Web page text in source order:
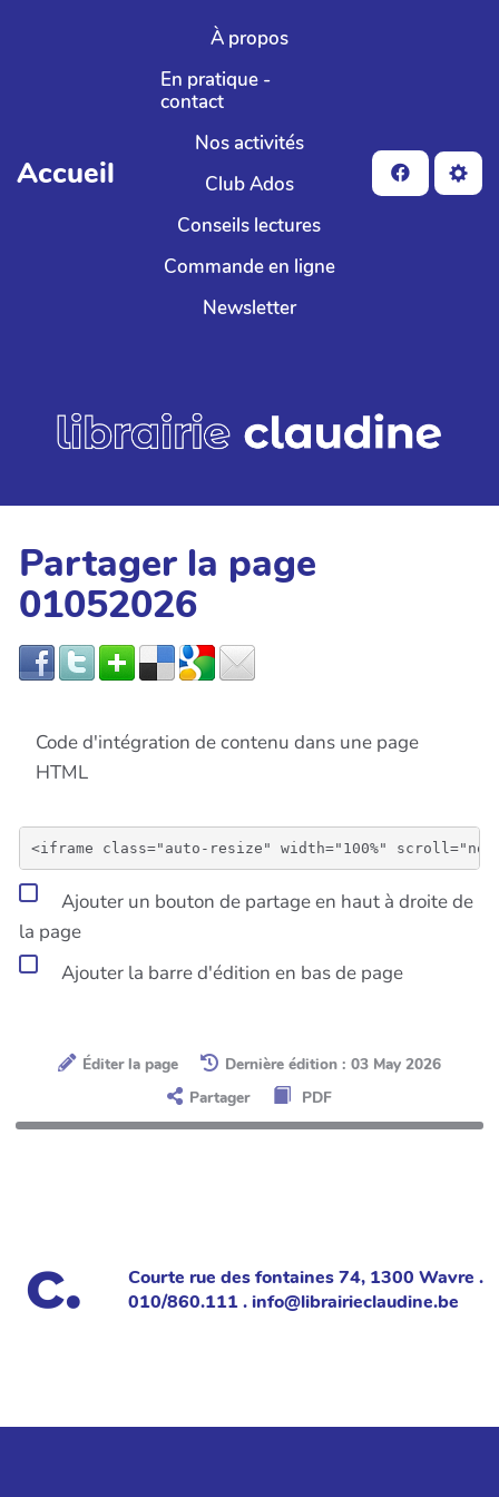
Aller au contenu principal
Accueil
À propos
En pratique -
contact
Nos activités
Club Ados
Conseils lectures
Commande en ligne
Newsletter
Partager la page
01052026
Code d'intégration de contenu dans une page
HTML
Ajouter un bouton de partage en haut à droite de
la page
Ajouter la barre d'édition en bas de page
Éditer la page
Dernière édition : 03 May 2026
Partager
PDF
Courte rue des fontaines 74, 1300 Wavre .
010/860.111 . info@librairieclaudine.be